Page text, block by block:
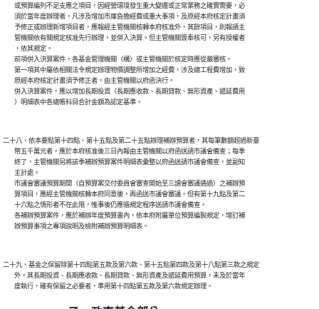
        或預算編列不足支應之項目，因經營環境發生重大變遷或正常業務之確實需要，必
        須於當年度辦理者，凡涉及增加市庫負擔經費或重大事項，及原經本府核定計畫須
        予修正或辦理新增項目者，應報經主管機關核轉本府核准外，其餘項目，則報請主
        管機關依有關規定核准先行辦理，並併入決算。但主管機關簽奉核可，另有授權者
        ，依其規定。
        前項併入決算案件，各基金管理機關（構）或主管機關於核定時應從嚴審核。
        第一項其中屬依相關法令規定辦理物價調整所增加之經費，涉及總工程費增加，致
        原經本府核定計畫須予修正者，由主管機關以府函決行。
        併入決算案件，應以增加長期投資（長期應收款、長期貸款、無形資產、遞延費用
二十八、依本要點第十四點、第十五點及第二十五點辦理補辦預算者，其每筆數額超過新臺
        幣五千萬元者，應於本府核准後三日內報由主管機關以府函送請市議會備查；每季
        終了，主管機關另將該季補辦預算案件明細表彙整以府函送請市議會備查，並副知
        主計處。
        市議會審議預算期間（自預算案交付委員會審查開始至三讀會審議通過）之補辦預
        算項目，應經主管機關核轉本府同意後，再函送市議會審議。但有第十九點及第二
        十六點之情形者不在此限，惟事後仍應循規定程序送請市議會備查。
        各補辦預算案件，應於補辦年度預算書內，依本府附屬單位預算編製規定，增訂補
二十九、基金之保留除第十四點第五款及第六款、第十五點第四款及第十八點第三款之規定
        外，其長期投資、長期應收款、長期貸款、無形資產及遞延費用預算，未及於當年